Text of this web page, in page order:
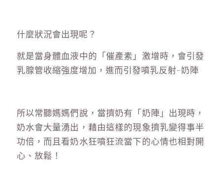
什麼狀況會出現呢？
就是當身體血液中的「催產素」激增時，會引發
乳腺管收縮強度增加，進而引發噴乳反射-奶陣
所以常聽媽媽們說，當擠奶有「奶陣」出現時，
奶水會大量湧出，藉由這樣的現象擠乳變得事半
功倍，而且看奶水狂噴狂流當下的心情也相對開
心、放鬆！